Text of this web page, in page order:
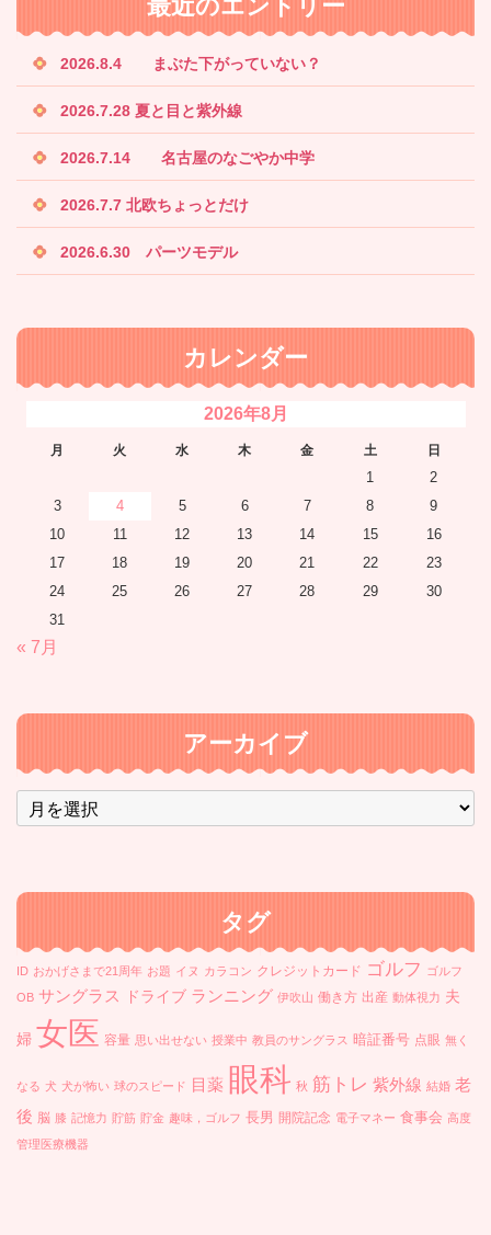
最近のエントリー
2026.8.4 まぶた下がっていない？
2026.7.28 夏と目と紫外線
2026.7.14 名古屋のなごやか中学
2026.7.7 北欧ちょっとだけ
2026.6.30 パーツモデル
カレンダー
2026年8月
月 火 水 木 金 土 日
1
2
3
4 5 6 7 8
9
10
11 12 13 14 15
16
17
18 19 20 21 22
23
24
25 26 27 28 29
30
31
« 7月
アーカイブ
ア
ー
ブ
タグ
ID おかげさまで21周年 お題 イヌ カラコン クレジットカード ゴルフ ゴルフ
OB サングラス ドライブ ランニング 伊吹山 働き方 出産 動体視力 夫
婦 女医 容量 思い出せない 授業中 教員のサングラス 暗証番号 点眼 無く
なる 犬 犬が怖い 球のスピード 目薬 眼科 秋 筋トレ 紫外線 結婚 老
後 脳 膝 記憶力 貯筋 貯金 趣味，ゴルフ 長男 開院記念 電子マネー 食事会 高度
管理医療機器